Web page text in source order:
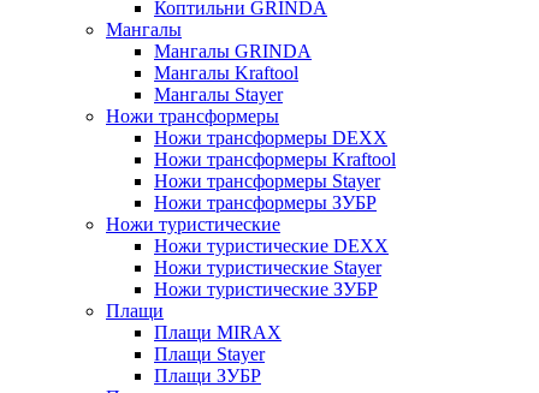
Коптильни GRINDA
Мангалы
Мангалы GRINDA
Мангалы Kraftool
Мангалы Stayer
Ножи трансформеры
Ножи трансформеры DEXX
Ножи трансформеры Kraftool
Ножи трансформеры Stayer
Ножи трансформеры ЗУБР
Ножи туристические
Ножи туристические DEXX
Ножи туристические Stayer
Ножи туристические ЗУБР
Плащи
Плащи MIRAX
Плащи Stayer
Плащи ЗУБР